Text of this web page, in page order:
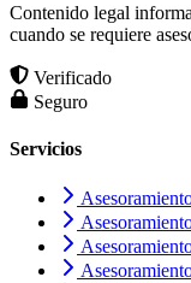
Contenido legal
cuando se requiere
Verificado
Seguro
Servicios